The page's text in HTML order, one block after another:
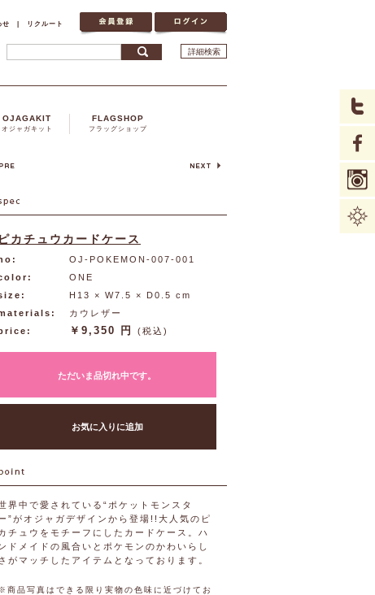
せ | リクルート
詳細検索
OJAGAKIT
オジャガキット
FLAGSHOP
フラッグショップ
ピカチュウカードケース
OJ-POKEMON-007-001
ONE
H13 × W7.5 × D0.5 cm
カウレザー
￥9,350 円 (税込)
ただいま品切れ中です。
お気に入りに追加
界中で愛されている“ポケットモンスタ
”がオジャガデザインから登場!!大人気のピ
チュウをモチーフにしたカードケース。ハ
ドメイドの風合いとポケモンのかわいらし
がマッチしたアイテムとなっております。
商品写真はできる限り実物の色味に近づけてお